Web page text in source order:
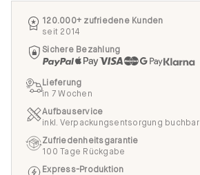
120.000+ zufriedene Kunden
seit 2014
Sichere Bezahlung
Lieferung
in 7 Wochen
Aufbauservice
inkl. Verpackungsentsorgung buchbar
Zufriedenheitsgarantie
100 Tage Rückgabe
Express-Produktion